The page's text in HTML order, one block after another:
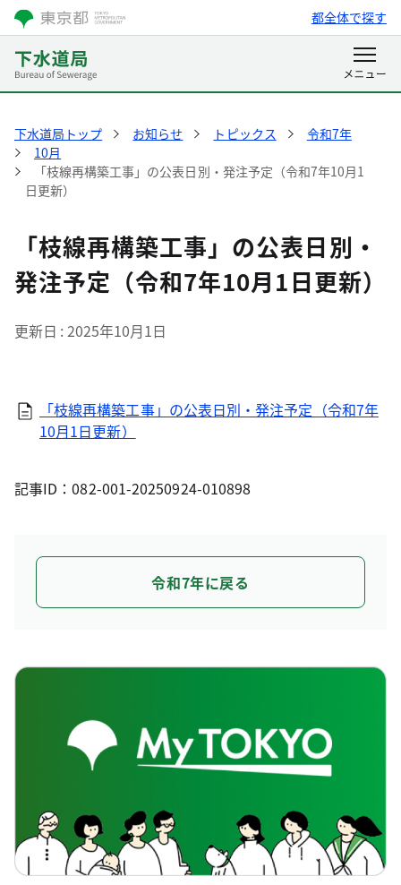
都全体で探す
下水道局トップ お知らせ トピックス
令和7年
10月
「枝線再構築工事」の公表日別・発注予定（令和7年10月1
日更新）
「枝線再構築工事」の公表日別・
発注予定（令和7年10月1日更新）
更新日 2025年10月1日
「枝線再構築工事」の公表日別・発注予定（令和7年
10月1日更新）
記事ID：082-001-20250924-010898
令和7年に戻る